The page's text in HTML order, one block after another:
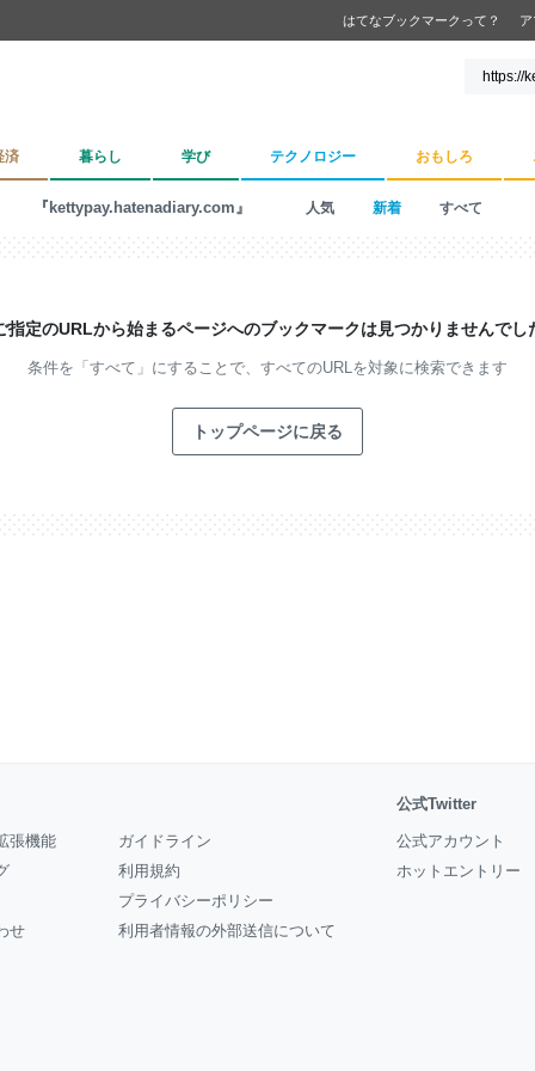
はてなブックマークって？
済 暮らし 学び テクノロジー おもしろ
『kettypay.hatenadiary.com』 人気 新着 すべて
指定のURLから始まるページへのブックマークは見つかりませんでし
条件を「すべて」にすることで、 すべてのURLを対象に検索できます
トップページに戻る
張機能
せ
ガイドライン
利用規約
プライバシーポリシー
利用者情報の外部送信について
公式Twitter
公式アカウント
ホットエントリー